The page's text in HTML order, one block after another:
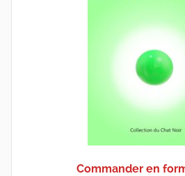
Commander en